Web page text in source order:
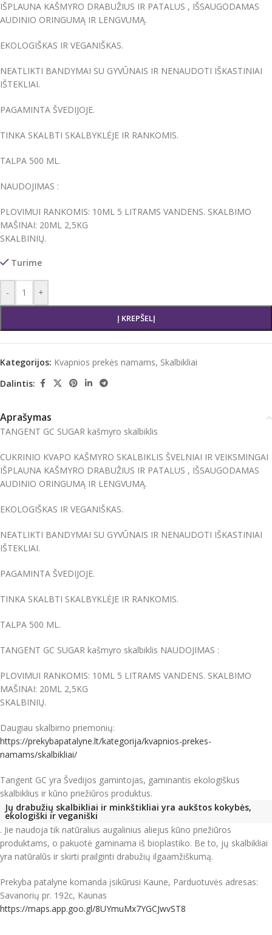
IŠPLAUNA KAŠMYRO DRABUŽIUS IR PATALUS , IŠSAUGODAMAS
AUDINIO ORINGUMĄ IR LENGVUMĄ.
EKOLOGIŠKAS IR VEGANIŠKAS.
NEATLIKTI BANDYMAI SU GYVŪNAIS IR NENAUDOTI IŠKASTINIAI
IŠTEKLIAI.
PAGAMINTA ŠVEDIJOJE.
TINKA SKALBTI SKALBYKLĖJE IR RANKOMIS.
TALPA 500 ML.
NAUDOJIMAS :
PLOVIMUI RANKOMIS: 10ML 5 LITRAMS VANDENS. SKALBIMO
MAŠINAI: 20ML 2,5KG
SKALBINIŲ.
Turime
- +
Į KREPŠELĮ
Kategorijos: Kvapnios prekės namams, Skalbikliai
Dalintis:
Aprašymas
TANGENT GC SUGAR kašmyro skalbiklis
CUKRINIO KVAPO KAŠMYRO SKALBIKLIS ŠVELNIAI IR VEIKSMINGAI
IŠPLAUNA KAŠMYRO DRABUŽIUS IR PATALUS , IŠSAUGODAMAS
AUDINIO ORINGUMĄ IR LENGVUMĄ.
EKOLOGIŠKAS IR VEGANIŠKAS.
NEATLIKTI BANDYMAI SU GYVŪNAIS IR NENAUDOTI IŠKASTINIAI
IŠTEKLIAI.
PAGAMINTA ŠVEDIJOJE.
TINKA SKALBTI SKALBYKLĖJE IR RANKOMIS.
TALPA 500 ML.
TANGENT GC SUGAR kašmyro skalbiklis NAUDOJIMAS :
PLOVIMUI RANKOMIS: 10ML 5 LITRAMS VANDENS. SKALBIMO
MAŠINAI: 20ML 2,5KG
SKALBINIŲ.
Daugiau skalbimo priemonių:
https://prekybapatalyne.lt/kategorija/kvapnios-prekes-
namams/skalbikliai/
Tangent GC yra Švedijos gamintojas, gaminantis ekologiškus
skalbiklius ir kūno priežiūros produktus.
Jų drabužių skalbikliai ir minkštikliai yra aukštos kokybės,
ekologiški ir veganiški
. Jie naudoja tik natūralius augalinius aliejus kūno priežiūros
produktams, o pakuotė gaminama iš bioplastiko. Be to, jų skalbikliai
yra natūralūs ir skirti prailginti drabužių ilgaamžiškumą.
Prekyba patalyne komanda įsikūrusi Kaune, Parduotuvės adresas:
Savanorių pr. 192c, Kaunas
https://maps.app.goo.gl/8UYmuMx7YGCJwvST8